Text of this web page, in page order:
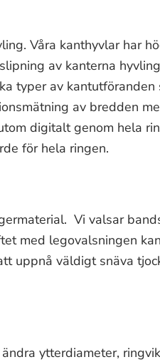
Våra kanthyvlar har
av kanterna
typer av
av bredden
digitalt genom hela
för hela ringen.
Vi valsar
med legovalsningen
uppnå väldigt snäva
ytterdiameter,